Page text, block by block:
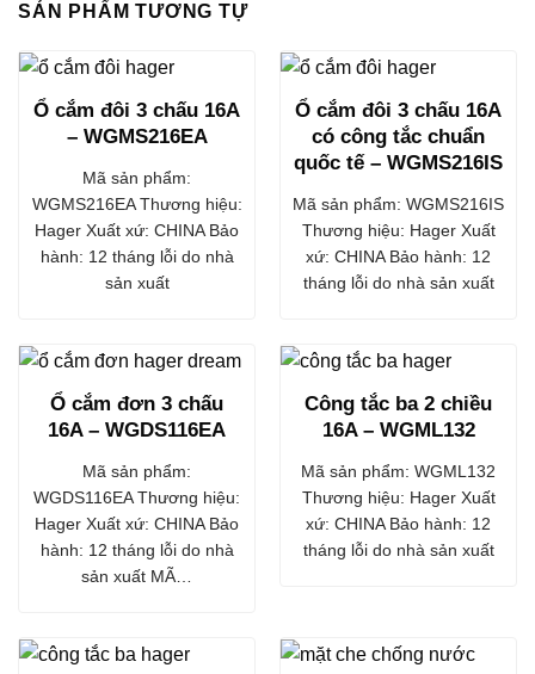
SẢN PHẨM TƯƠNG TỰ
Ổ cắm đôi 3 chấu 16A
– WGMS216EA
Mã sản phẩm:
WGMS216EA Thương hiệu:
Hager Xuất xứ: CHINA Bảo
hành: 12 tháng lỗi do nhà
sản xuất
Ổ cắm đôi 3 chấu 16A
có công tắc chuẩn
quốc tế – WGMS216IS
Mã sản phẩm: WGMS216IS
Thương hiệu: Hager Xuất
xứ: CHINA Bảo hành: 12
tháng lỗi do nhà sản xuất
Ổ cắm đơn 3 chấu
16A – WGDS116EA
Mã sản phẩm:
WGDS116EA Thương hiệu:
Hager Xuất xứ: CHINA Bảo
hành: 12 tháng lỗi do nhà
sản xuất MÃ…
Công tắc ba 2 chiều
16A – WGML132
Mã sản phẩm: WGML132
Thương hiệu: Hager Xuất
xứ: CHINA Bảo hành: 12
tháng lỗi do nhà sản xuất